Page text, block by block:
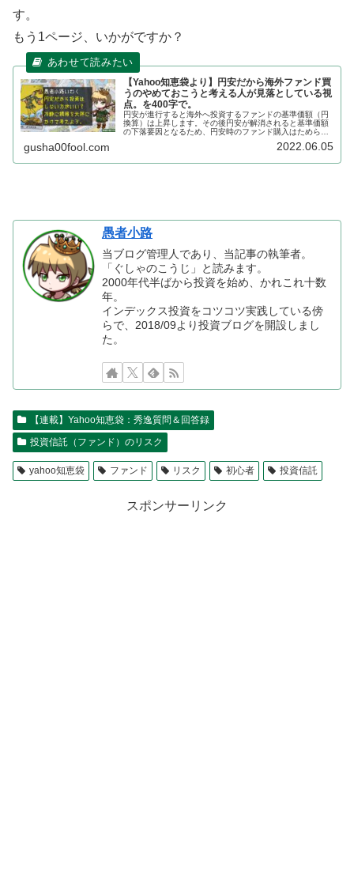
す。
もう1ページ、いかがですか？
【Yahoo知恵袋より】円安だから海外ファンド買
うのやめておこうと考える人が見落としている視
点。を400字で。
円安が進行すると海外へ投資するファンドの基準価額（円
換算）は上昇します。その後円安が解消されると基準価額
の下落要因となるため、円安時のファンド購入はためらっ
円を握って相場を傍観しているだけになるので、海外株式
gusha00fool.com 2022.06.05
愚者小路
当ブログ管理人であり、当記事の執筆者。
「ぐしゃのこうじ」と読みます。
2000年代半ばから投資を始め、かれこれ十数
年。
インデックス投資をコツコツ実践している傍
らで、2018/09より投資ブログを開設しまし
た。
【連載】Yahoo知恵袋：秀逸質問＆回答録
投資信託（ファンド）のリスク
yahoo知恵袋 ファンド リスク 初心者 投資信託
スポンサーリンク